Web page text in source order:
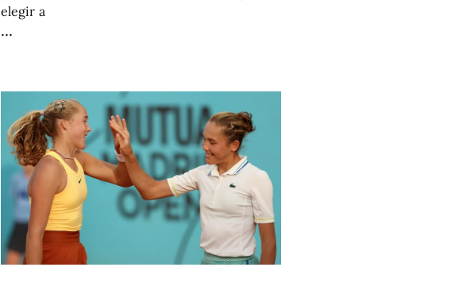
elegir a